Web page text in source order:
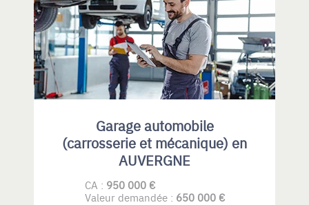
Garage automobile
(carrosserie et mécanique) en
AUVERGNE
CA : 950 000 €
Valeur demandée : 650 000 €